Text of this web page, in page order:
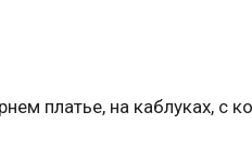
платье, на каблуках, с